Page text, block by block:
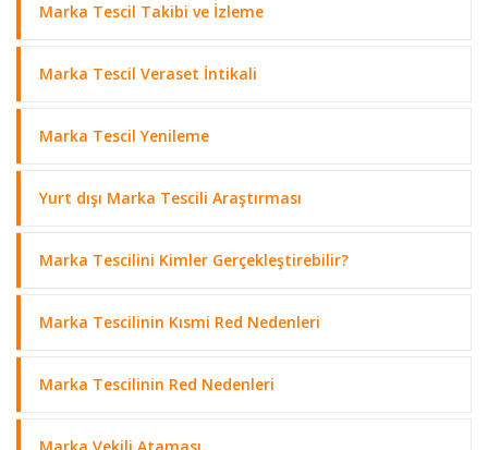
Marka Tescil Takibi ve İzleme
Marka Tescil Veraset İntikali
Marka Tescil Yenileme
Yurt dışı Marka Tescili Araştırması
Marka Tescilini Kimler Gerçekleştirebilir?
Marka Tescilinin Kısmi Red Nedenleri
Marka Tescilinin Red Nedenleri